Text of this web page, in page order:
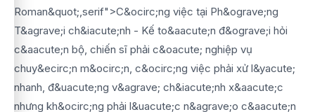
Roman&quot;,serif">C&ocirc;ng việc tại Ph&ograve;ng
T&agrave;i ch&iacute;nh - Kế to&aacute;n đ&ograve;i hỏi
c&aacute;n bộ, chiến sĩ phải c&oacute; nghiệp vụ
chuy&ecirc;n m&ocirc;n, c&ocirc;ng việc phải xử l&yacute;
nhanh, đ&uacute;ng v&agrave; ch&iacute;nh x&aacute;c
nhưng kh&ocirc;ng phải l&uacute;c n&agrave;o c&aacute;n